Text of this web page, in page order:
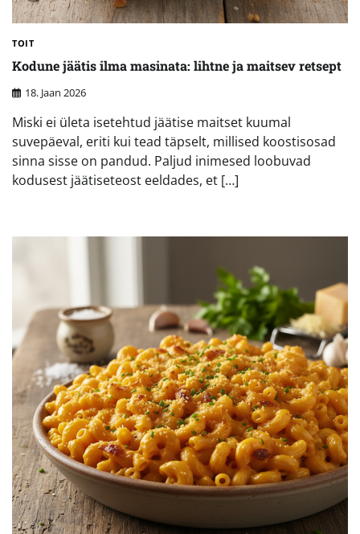
TOIT
Kodune jäätis ilma masinata: lihtne ja maitsev retsept
18. Jaan 2026
Miski ei ületa isetehtud jäätise maitset kuumal
suvepäeval, eriti kui tead täpselt, millised koostisosad
sinna sisse on pandud. Paljud inimesed loobuvad
kodusest jäätiseteost eeldades, et […]